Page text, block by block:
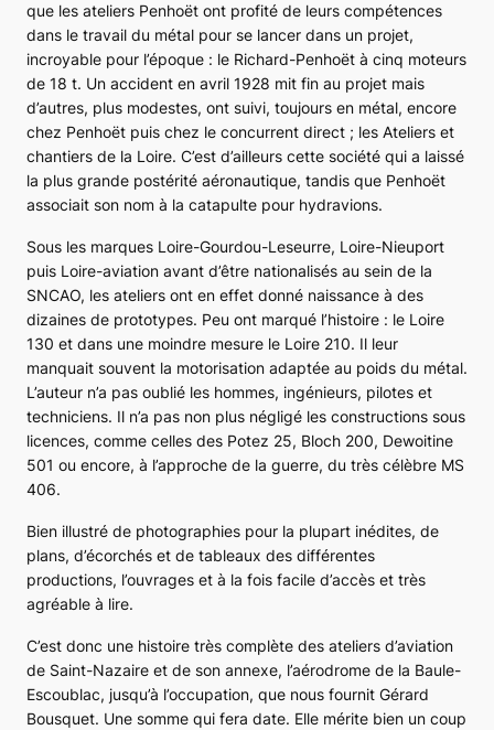
que les ateliers Penhoët ont profité de leurs compétences
dans le travail du métal pour se lancer dans un projet,
incroyable pour l’époque : le Richard-Penhoët à cinq moteurs
de 18 t. Un accident en avril 1928 mit fin au projet mais
d’autres, plus modestes, ont suivi, toujours en métal, encore
chez Penhoët puis chez le concurrent direct ; les Ateliers et
chantiers de la Loire. C’est d’ailleurs cette société qui a laissé
la plus grande postérité aéronautique, tandis que Penhoët
associait son nom à la catapulte pour hydravions.
Sous les marques Loire-Gourdou-Leseurre, Loire-Nieuport
puis Loire-aviation avant d’être nationalisés au sein de la
SNCAO, les ateliers ont en effet donné naissance à des
dizaines de prototypes. Peu ont marqué l’histoire : le Loire
130 et dans une moindre mesure le Loire 210. Il leur
manquait souvent la motorisation adaptée au poids du métal.
L’auteur n’a pas oublié les hommes, ingénieurs, pilotes et
techniciens. Il n’a pas non plus négligé les constructions sous
licences, comme celles des Potez 25, Bloch 200, Dewoitine
501 ou encore, à l’approche de la guerre, du très célèbre MS
406.
Bien illustré de photographies pour la plupart inédites, de
plans, d’écorchés et de tableaux des différentes
productions, l’ouvrages et à la fois facile d’accès et très
agréable à lire.
C’est donc une histoire très complète des ateliers d’aviation
de Saint-Nazaire et de son annexe, l’aérodrome de la Baule-
Escoublac, jusqu’à l’occupation, que nous fournit Gérard
Bousquet. Une somme qui fera date. Elle mérite bien un coup